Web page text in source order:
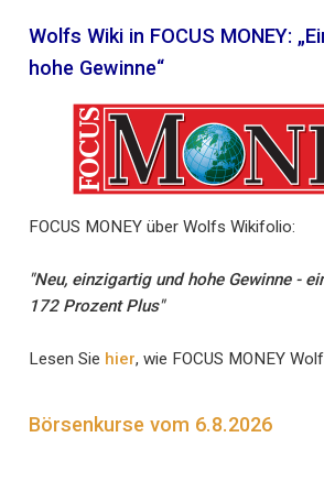
Wolfs Wiki in FOCUS MONEY:
hohe Gewinne“
FOCUS MONEY über Wolfs Wikifolio:
"Neu, einzigartig und hohe Gewinne -
172 Prozent Plus"
Lesen Sie hier, wie FOCUS MONEY
Börsenkurse vom 6.8.2026